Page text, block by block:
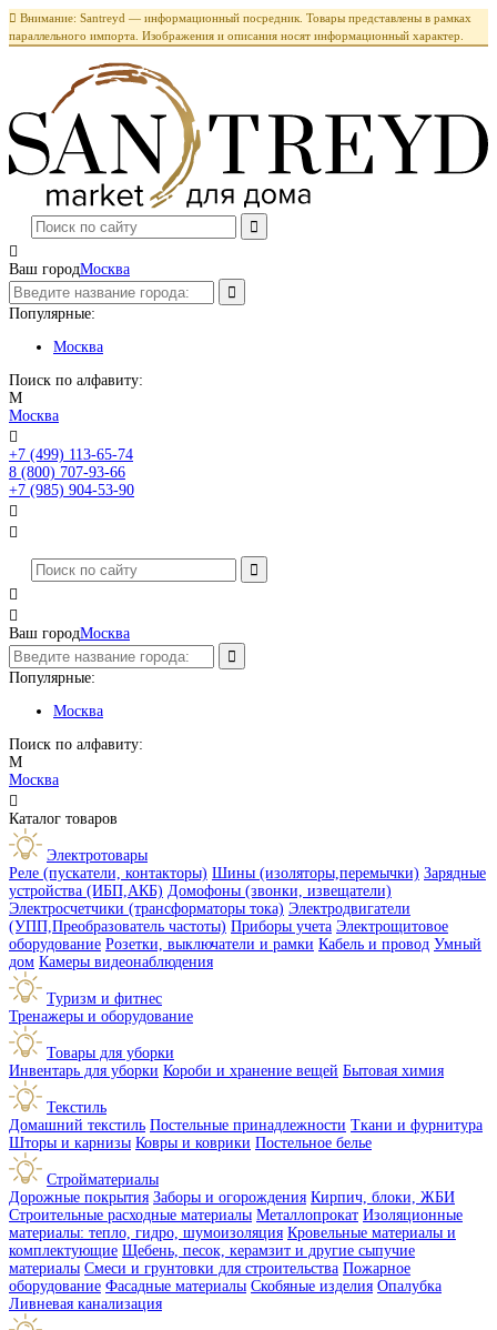
 Внимание: Santreyd — информационный посредник. Товары представлены в рамках
параллельного импорта. Изображения и описания носят информационный характер.

Ваш городМосква
Популярные:
Москва
Поиск по алфавиту:
М
Москва

+7 (499) 113-65-74
8 (800) 707-93-66
+7 (985) 904-53-90




Ваш городМосква
Популярные:
Москва
Поиск по алфавиту:
М
Москва

Каталог товаров
Электротовары
Реле (пускатели, контакторы) Шины (изоляторы,перемычки) Зарядные
устройства (ИБП,АКБ) Домофоны (звонки, извещатели)
Электросчетчики (трансформаторы тока) Электродвигатели
(УПП,Преобразователь частоты) Приборы учета Электрощитовое
оборудование Розетки, выключатели и рамки Кабель и провод Умный
дом Камеры видеонаблюдения
Туризм и фитнес
Тренажеры и оборудование
Товары для уборки
Инвентарь для уборки Короби и хранение вещей Бытовая химия
Текстиль
Домашний текстиль Постельные принадлежности Ткани и фурнитура
Шторы и карнизы Ковры и коврики Постельное белье
Стройматериалы
Дорожные покрытия Заборы и огорождения Кирпич, блоки, ЖБИ
Строительные расходные материалы Металлопрокат Изоляционные
материалы: тепло, гидро, шумоизоляция Кровельные материалы и
комплектующие Щебень, песок, керамзит и другие сыпучие
материалы Смеси и грунтовки для строительства Пожарное
оборудование Фасадные материалы Скобяные изделия Опалубка
Ливневая канализация